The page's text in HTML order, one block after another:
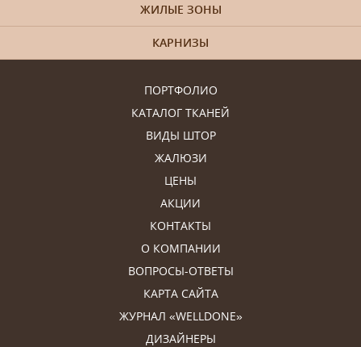
ПОРТФОЛИО
КАТАЛОГ ТКАНЕЙ
ВИДЫ ШТОР
ЖАЛЮЗИ
ЦЕНЫ
АКЦИИ
КОНТАКТЫ
О КОМПАНИИ
ВОПРОСЫ-ОТВЕТЫ
КАРТА САЙТА
ЖУРНАЛ «WELLDONE»
ДИЗАЙНЕРЫ
ЖИЛЫЕ ЗОНЫ
КАРНИЗЫ